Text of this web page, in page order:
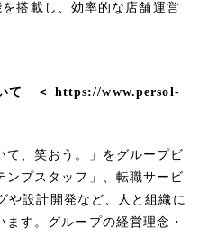
搭載し、効率的な店舗運営
いて ＜ https://www.persol-
て、笑おう。」をグループビ
ンプスタッフ」、転職サービ
や設計開発など、人と組織に
す。グループの経営理念・